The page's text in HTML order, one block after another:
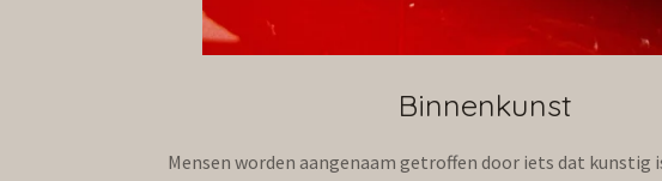
Binnenkunst
Mensen worden aangenaam getroffen door iets dat kunstig